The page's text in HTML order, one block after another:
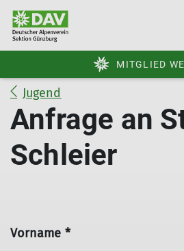
MITGLIED
Jugend
Anfrage an
Schleier
Vorname *